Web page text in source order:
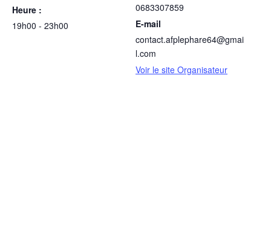
Heure :
19h00 - 23h00
0683307859
E-mail
contact.afplephare64@gmai
l.com
Voir le site Organisateur